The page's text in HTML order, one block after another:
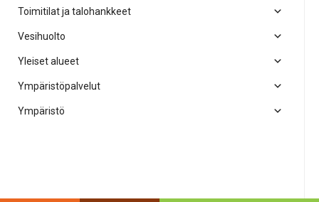
Toimitilat ja talohankkeet
Vesihuolto
Yleiset alueet
Ympäristöpalvelut
Ympäristö